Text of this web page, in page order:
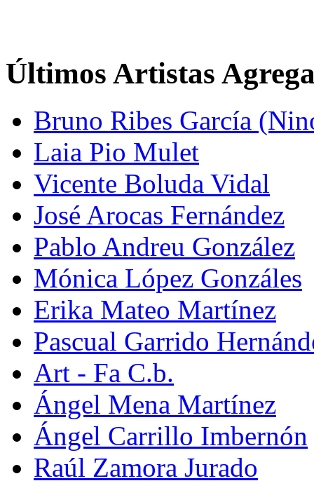
Últimos Artistas
Bruno Ribes García
Laia Pio Mulet
Vicente Boluda Vidal
José Arocas Fernández
Pablo Andreu González
Mónica López Gonzáles
Erika Mateo Martínez
Pascual Garrido
Art - Fa C.b.
Ángel Mena Martínez
Ángel Carrillo Imbernón
Raúl Zamora Jurado